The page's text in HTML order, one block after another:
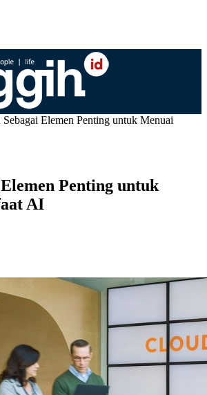
Sebagai Elemen Penting untuk Menuai
Penting untuk
AI